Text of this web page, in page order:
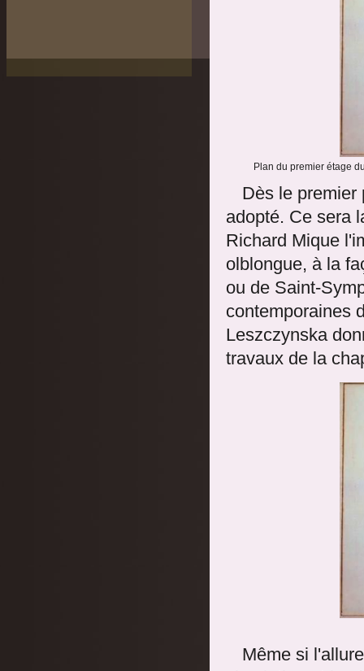
Plan du premier étage
Dès le premier
adopté. Ce sera
Richard Mique
olblongue, à la
ou de Saint-
contemporaines
Leszczynska
travaux de la
Même si